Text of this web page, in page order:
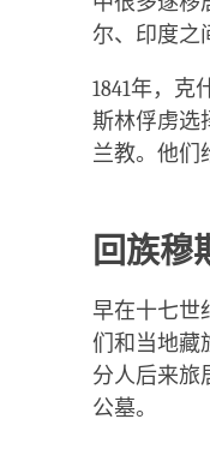
尔、印度之
1841年，
斯林俘虏选
兰教。他们
回族穆
早在十七世
们和当地藏
分人后来旅
公墓。